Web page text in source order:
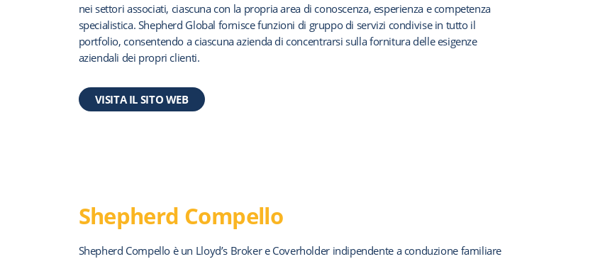
nei settori associati, ciascuna con la propria area di conoscenza, esperienza e competenza
specialistica. Shepherd Global fornisce funzioni di gruppo di servizi condivise in tutto il
portfolio, consentendo a ciascuna azienda di concentrarsi sulla fornitura delle esigenze
aziendali dei propri clienti.
VISITA IL SITO WEB
Shepherd Compello
Shepherd Compello è un Lloyd’s Broker e Coverholder indipendente a conduzione familiare